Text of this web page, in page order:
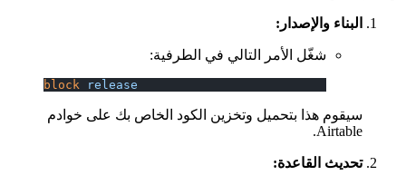
البناء والإصدار:
شغّل الأمر التالي في الطرفية:
block release
سيقوم هذا بتحميل وتخزين الكود الخاص بك على خوادم
Airtable.
تحديث القاعدة: